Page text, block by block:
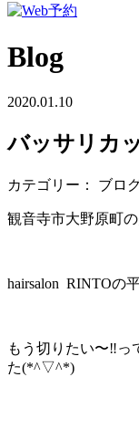
Blog
2020.01.10
バッサリカ
カテゴリー： ブロ
観音寺市大野原町
hairsalon RINTOの
もう切りたい〜‼︎っ
た(*^▽^*)